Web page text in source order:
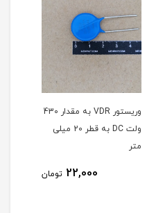
وریستور VDR به مقدار 430
ولت DC به قطر 10 میلی
متر
10,000 تومان